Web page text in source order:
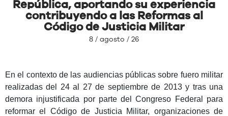
República, aportando su experiencia
contribuyendo a las Reformas al
Código de Justicia Militar
8 / agosto / 26
En el contexto de las audiencias públicas sobre fuero militar
realizadas del 24 al 27 de septiembre de 2013 y tras una
demora injustificada por parte del Congreso Federal para
reformar el Código de Justicia Militar, organizaciones de